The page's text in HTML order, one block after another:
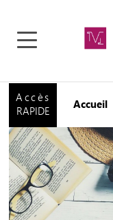
Accès
RAPIDE
Accueil